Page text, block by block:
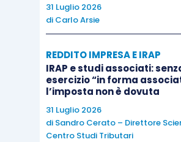
società ai fini dell’iscrizione
nell’apposito campo
dall’impresa siano stati
accademici più elevati conseguiti
, facendo emergere con
conseguimento della
31 Luglio 2026
di Carlo Arsie
REDDITO IMPRESA E IRAP
IRAP e studi associati:
esercizio “in forma
l’imposta non è dovuta
31 Luglio 2026
di Sandro Cerato – Direttore
Centro Studi Tributari